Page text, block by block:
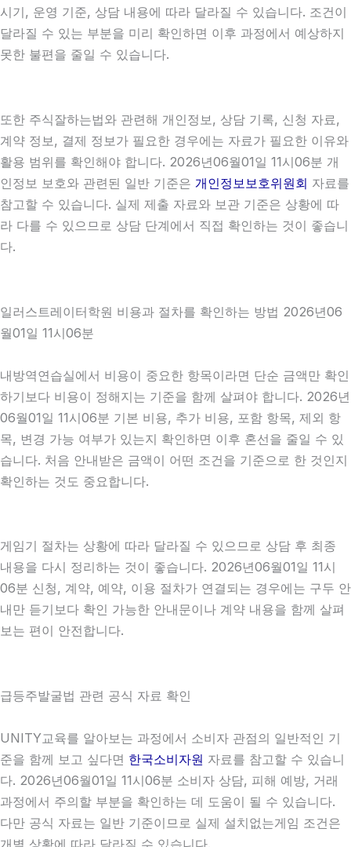
시기, 운영 기준, 상담 내용에 따라 달라질 수 있습니다. 조건이
달라질 수 있는 부분을 미리 확인하면 이후 과정에서 예상하지
못한 불편을 줄일 수 있습니다.
또한 주식잘하는법와 관련해 개인정보, 상담 기록, 신청 자료,
계약 정보, 결제 정보가 필요한 경우에는 자료가 필요한 이유와
활용 범위를 확인해야 합니다. 2026년06월01일 11시06분 개
인정보 보호와 관련된 일반 기준은 개인정보보호위원회 자료를
참고할 수 있습니다. 실제 제출 자료와 보관 기준은 상황에 따
라 다를 수 있으므로 상담 단계에서 직접 확인하는 것이 좋습니
다.
일러스트레이터학원 비용과 절차를 확인하는 방법 2026년06
월01일 11시06분
내방역연습실에서 비용이 중요한 항목이라면 단순 금액만 확인
하기보다 비용이 정해지는 기준을 함께 살펴야 합니다. 2026년
06월01일 11시06분 기본 비용, 추가 비용, 포함 항목, 제외 항
목, 변경 가능 여부가 있는지 확인하면 이후 혼선을 줄일 수 있
습니다. 처음 안내받은 금액이 어떤 조건을 기준으로 한 것인지
확인하는 것도 중요합니다.
게임기 절차는 상황에 따라 달라질 수 있으므로 상담 후 최종
내용을 다시 정리하는 것이 좋습니다. 2026년06월01일 11시
06분 신청, 계약, 예약, 이용 절차가 연결되는 경우에는 구두 안
내만 듣기보다 확인 가능한 안내문이나 계약 내용을 함께 살펴
보는 편이 안전합니다.
급등주발굴법 관련 공식 자료 확인
UNITY교육를 알아보는 과정에서 소비자 관점의 일반적인 기
준을 함께 보고 싶다면 한국소비자원 자료를 참고할 수 있습니
다. 2026년06월01일 11시06분 소비자 상담, 피해 예방, 거래
과정에서 주의할 부분을 확인하는 데 도움이 될 수 있습니다.
다만 공식 자료는 일반 기준이므로 실제 설치없는게임 조건은